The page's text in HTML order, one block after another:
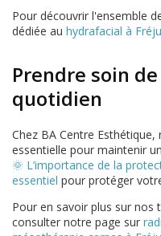
Pour découvrir l'ensemble
dédiée au hydrafacial à
Prendre soin
quotidien
Chez BA Centre
essentielle pour maintenir
🌞 L’importance de la
essentiel pour protéger
Pour en savoir plus sur nos
consulter notre page sur